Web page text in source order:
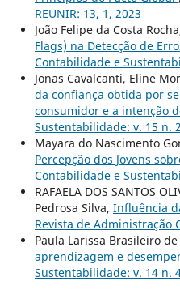
REUNIR: 13, 1, 2023
João Felipe da Costa
Flags) na Detecção de
Contabilidade e
Jonas Cavalcanti, Eline
da confiança obtida por
consumidor e a intenção
Sustentabilidade: v. 15 n.
Mayara do Nascimento
Percepção dos Jovens
Contabilidade e
RAFAELA DOS SANTOS
Pedrosa Silva, Influência
Revista de Administração
Paula Larissa Brasileiro
aprendizagem e
Sustentabilidade: v. 14 n.